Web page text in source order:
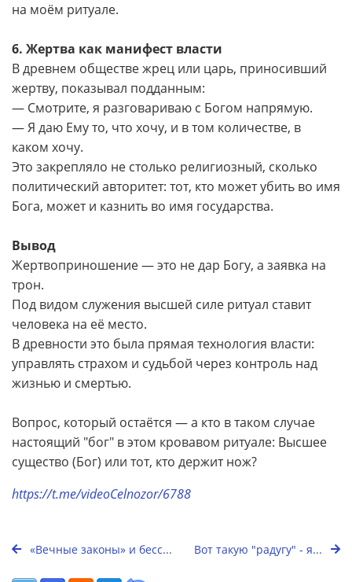
на моём ритуале.
6. Жертва как манифест власти
В древнем обществе жрец или царь, приносивший
жертву, показывал подданным:
— Смотрите, я разговариваю с Богом напрямую.
— Я даю Ему то, что хочу, и в том количестве, в
каком хочу.
Это закрепляло не столько религиозный, сколько
политический авторитет: тот, кто может убить во имя
Бога, может и казнить во имя государства.
Вывод
Жертвоприношение — это не дар Богу, а заявка на
трон.
Под видом служения высшей силе ритуал ставит
человека на её место.
В древности это была прямая технология власти:
управлять страхом и судьбой через контроль над
жизнью и смертью.
Вопрос, который остаётся — а кто в таком случае
настоящий "бог" в этом кровавом ритуале: Высшее
существо (Бог) или тот, кто держит нож?
https://t.me/videoCelnozor/6788
«Вечные законы» и бесс... Вот такую "радугу" - я...